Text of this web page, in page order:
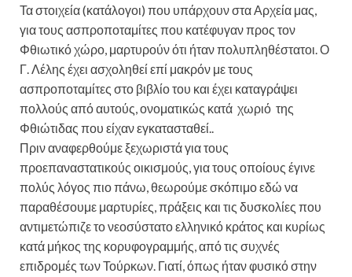
Τα στοιχεία (κατάλογοι) που υπάρχουν στα Αρχεία μας,
για τους ασπροποταμίτες που κατέφυγαν προς τον
Φθιωτικό χώρο, μαρτυρούν ότι ήταν πολυπληθέστατοι. Ο
Γ. Λέλης έχει ασχοληθεί επί μακρόν με τους
ασπροποταμίτες στο βιβλίο του και έχει καταγράψει
πολλούς από αυτούς, ονοματικώς κατά χωριό της
Φθιώτιδας που είχαν εγκατασταθεί..
Πριν αναφερθούμε ξεχωριστά για τους
προεπαναστατικούς οικισμούς, για τους οποίους έγινε
πολύς λόγος πιο πάνω, θεωρούμε σκόπιμο εδώ να
παραθέσουμε μαρτυρίες, πράξεις και τις δυσκολίες που
αντιμετώπιζε το νεοσύστατο ελληνικό κράτος και κυρίως
κατά μήκος της κορυφογραμμής, από τις συχνές
επιδρομές των Τούρκων. Γιατί, όπως ήταν φυσικό στην